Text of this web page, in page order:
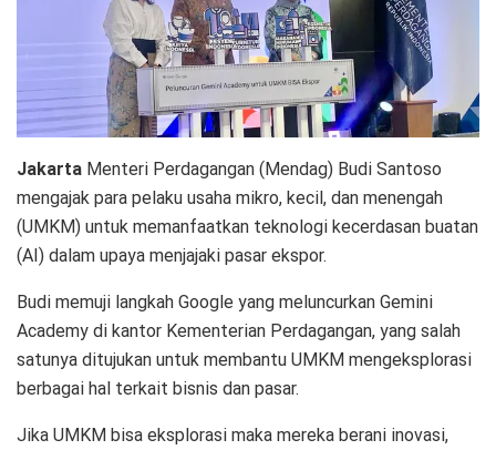
Jakarta Menteri Perdagangan (Mendag) Budi Santoso
mengajak para pelaku usaha mikro, kecil, dan menengah
(UMKM) untuk memanfaatkan teknologi kecerdasan buatan
(AI) dalam upaya menjajaki pasar ekspor.
Budi memuji langkah Google yang meluncurkan Gemini
Academy di kantor Kementerian Perdagangan, yang salah
satunya ditujukan untuk membantu UMKM mengeksplorasi
berbagai hal terkait bisnis dan pasar.
Jika UMKM bisa eksplorasi maka mereka berani inovasi,